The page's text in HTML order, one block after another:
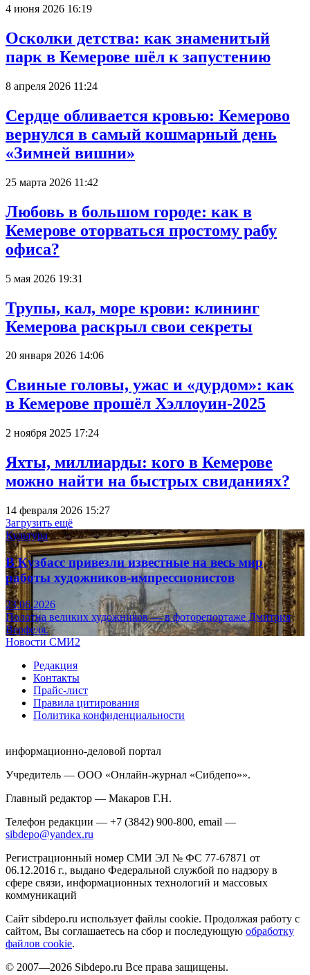
4 июня 2026 16:19
Осколки детства: как знаменитый
парк в Кемерове шёл к запустению
8 апреля 2026 11:24
Сердце обливается кровью: Кемерово
вернулся в самый кошмарный день
«Зимней вишни»
25 марта 2026 11:42
Любовь в большом городе: как в
Кемерове оторваться простому рабу
офиса?
5 мая 2026 19:31
Трупы, кал, море крови: клининг
Кемерова раскрыл свои секреты
20 января 2026 14:06
Свиные головы, ужас и «дурдом»: как
в Кемерове прошёл Хэллоуин-2025
2 ноября 2025 17:24
Яхты, миллиарды: кого в Кемерове
можно найти на быстрых свиданиях?
14 февраля 2026 15:27
Загрузить ещё
Культура
В Кузбасс привезли известные на весь мир
работы художников-импрессионистов
23.06.2026
Полотна великих художников — в фоторепортаже Дмитрия
Верфеля.
Новости СМИ2
Редакция
Контакты
Прайс-лист
Правила цитирования
Политика конфиденциальности
информационно-деловой портал
Учредитель — ООО «Онлайн-журнал «Сибдепо»».
Главный редактор — Макаров Г.Н.
Телефон редакции — +7 (3842) 900-800, email —
sibdepo@yandex.ru
Регистрационный номер СМИ ЭЛ № ФС 77-67871 от
06.12.2016 г., выдано Федеральной службой по надзору в
сфере связи, информационных технологий и массовых
коммуникаций
Сайт sibdepo.ru использует файлы cookie. Продолжая работу с
сайтом, Вы соглашаетесь на сбор и последующую обработку
файлов cookie.
© 2007—2026 Sibdepo.ru Все права защищены.